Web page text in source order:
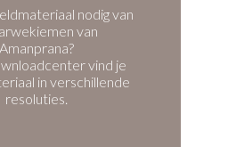
nodig van
van
Amanprana?
vind je
in verschillende
resoluties.